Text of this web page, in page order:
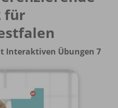
für
Interaktiven Übungen 7